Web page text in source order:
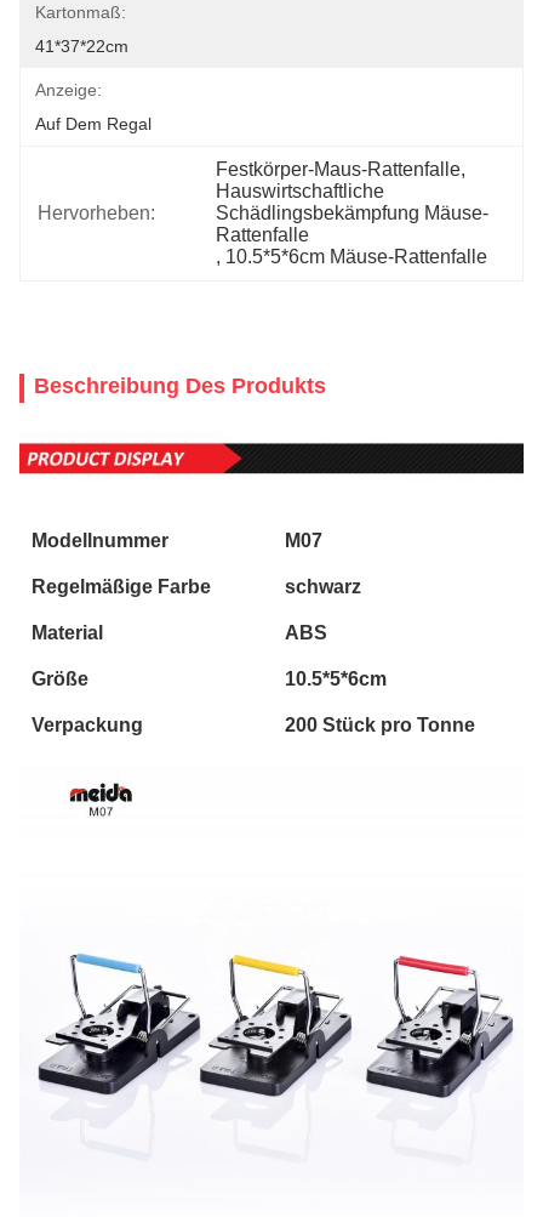
Kartonmaß:
41*37*22cm
Anzeige:
Auf Dem Regal
Hervorheben:
Festkörper-Maus-Rattenfalle,
Hauswirtschaftliche
Schädlingsbekämpfung Mäuse-
Rattenfalle
, 10.5*5*6cm Mäuse-Rattenfalle
Beschreibung Des Produkts
Modellnummer M07
Regelmäßige Farbe schwarz
Material ABS
Größe 10.5*5*6cm
Verpackung 200 Stück pro Tonne